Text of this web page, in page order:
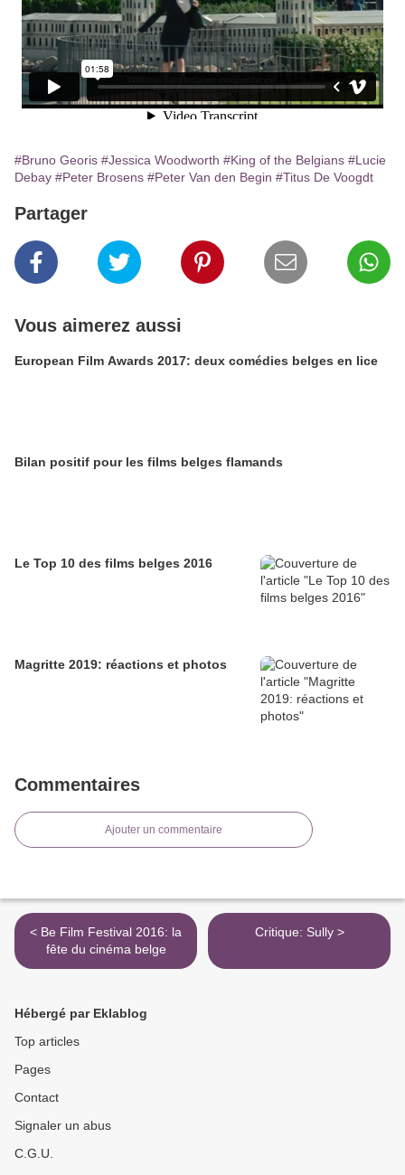
#Bruno Georis #Jessica Woodworth #King of the Belgians #Lucie
Debay #Peter Brosens #Peter Van den Begin #Titus De Voogdt
Partager
Vous aimerez aussi
European Film Awards 2017: deux comédies belges en lice
Bilan positif pour les films belges flamands
Le Top 10 des films belges 2016
Magritte 2019: réactions et photos
Commentaires
Ajouter un commentaire
< Be Film Festival 2016: la
fête du cinéma belge
Critique: Sully >
Hébergé par Eklablog
Top articles
Pages
Contact
Signaler un abus
C.G.U.